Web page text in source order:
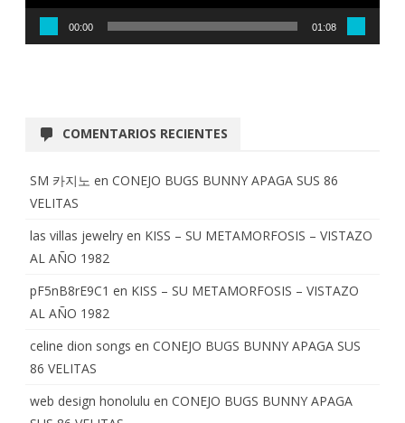
00:00 01:08
COMENTARIOS RECIENTES
SM 카지노 en CONEJO BUGS BUNNY APAGA SUS 86
VELITAS
las villas jewelry en KISS – SU METAMORFOSIS – VISTAZO
AL AÑO 1982
pF5nB8rE9C1 en KISS – SU METAMORFOSIS – VISTAZO
AL AÑO 1982
celine dion songs en CONEJO BUGS BUNNY APAGA SUS
86 VELITAS
web design honolulu en CONEJO BUGS BUNNY APAGA